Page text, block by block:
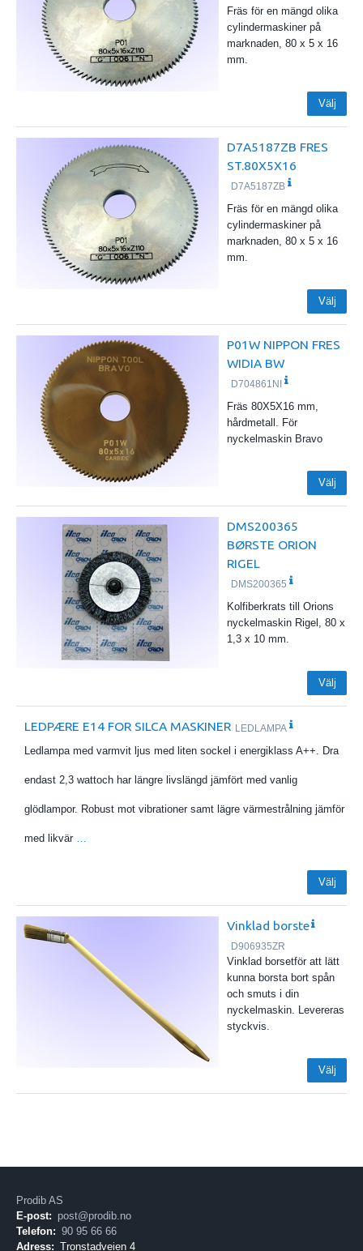
Fräs för en mängd olika
cylindermaskiner på
marknaden, 80 x 5 x 16
mm.
Välj
D7A5187ZB FRES
ST.80X5X16
D7A5187ZB
Fräs för en mängd olika
cylindermaskiner på
marknaden, 80 x 5 x 16
mm.
Välj
P01W NIPPON FRES
WIDIA BW
D704861NI
Fräs 80X5X16 mm,
hårdmetall. För
nyckelmaskin Bravo
Välj
DMS200365
BØRSTE ORION
RIGEL
DMS200365
Kolfiberkrats till Orions
nyckelmaskin Rigel, 80 x
1,3 x 10 mm.
Välj
LEDPÆRE E14 FOR SILCA MASKINER LEDLAMPA
Ledlampa med varmvit ljus med liten sockel i energiklass A++. Dra
endast 2,3 wattoch har längre livslängd jämfört med vanlig
glödlampor. Robust mot vibrationer samt lägre värmestrålning jämför
med likvär
Välj
Vinklad borste
D906935ZR
Vinklad borsetför att lätt
kunna borsta bort spån
och smuts i din
nyckelmaskin. Levereras
styckvis.
Välj
Prodib AS
E-post: post@prodib.no
Telefon: 90 95 66 66
Adress: Tronstadveien 4